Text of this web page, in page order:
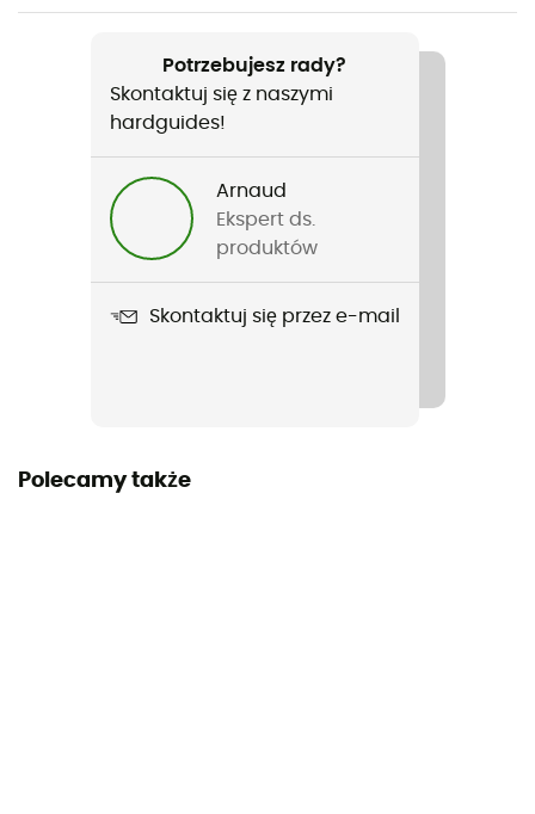
Ciężar
Nazwa produktu
Lamina -9°c Women's
Zastosowana technologia
Thermal Q.
Water-repellent
Bluesign
Potrzebujesz rady?
Skontaktuj się z naszymi
hardguides!
Arnaud
Ekspert ds.
produktów
Skontaktuj się przez e-mail
Polecamy także